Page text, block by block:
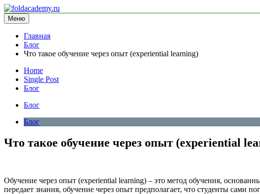
Перейти
к
содержимому
foldacademy.ru
информационный сайт
Меню
Главная
Блог
Что такое обучение через опыт (experiential learning)
Home
Single Post
Блог
Блог
Блог
Что такое обучение через опыт (experiential
Обучение через опыт (experiential learning) – это метод обучения,
передает знания, обучение через опыт предполагает, что студенты